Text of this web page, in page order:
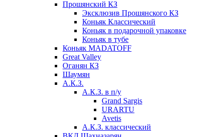
Прошянский КЗ
Эксклюзив Прошянского КЗ
Коньяк Классический
Коньяк в подарочной упаковке
Коньяк в тубе
Коньяк MADATOFF
Great Valley
Оганян КЗ
Шаумян
А.К.З.
А.К.З. в п/у
Grand Sargis
URARTU
Avetis
А.К.З. классический